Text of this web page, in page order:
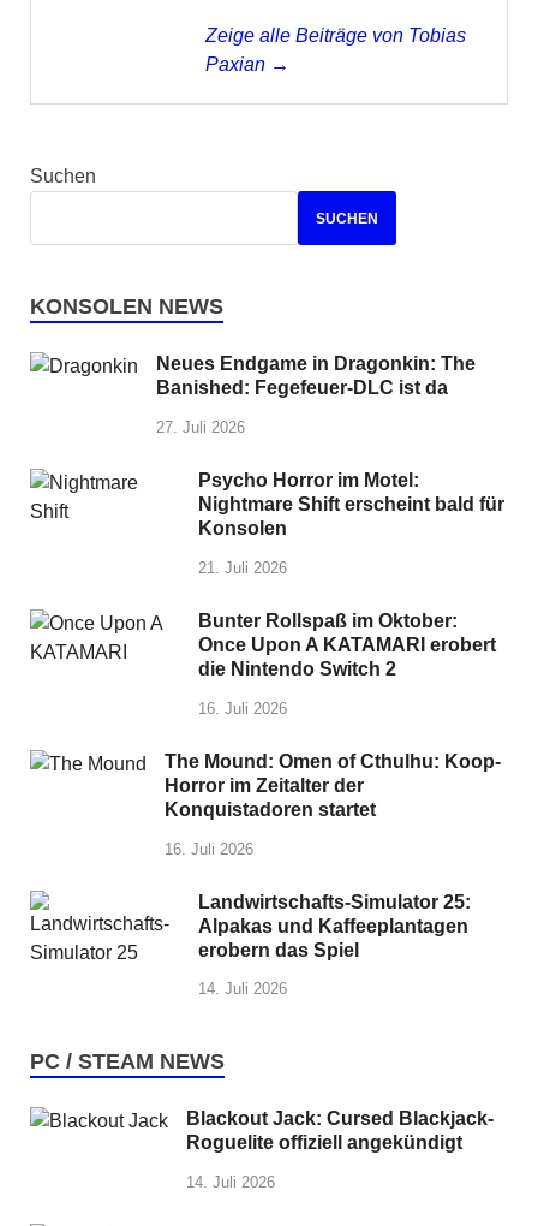
Zeige alle Beiträge von Tobias
Paxian →
Suchen
SUCHEN
KONSOLEN NEWS
Neues Endgame in Dragonkin: The
Banished: Fegefeuer-DLC ist da
27. Juli 2026
Psycho Horror im Motel:
Nightmare Shift erscheint bald für
Konsolen
21. Juli 2026
Bunter Rollspaß im Oktober:
Once Upon A KATAMARI erobert
die Nintendo Switch 2
16. Juli 2026
The Mound: Omen of Cthulhu: Koop-
Horror im Zeitalter der
Konquistadoren startet
16. Juli 2026
Landwirtschafts-Simulator 25:
Alpakas und Kaffeeplantagen
erobern das Spiel
14. Juli 2026
PC / STEAM NEWS
Blackout Jack: Cursed Blackjack-
Roguelite offiziell angekündigt
14. Juli 2026